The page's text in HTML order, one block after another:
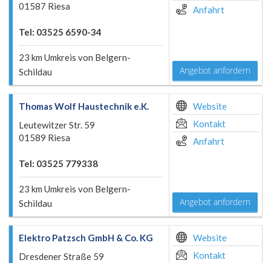
01587 Riesa
Tel: 03525 6590-34
23 km Umkreis von Belgern-
Schildau
Anfahrt
Angebot anfordern
Thomas Wolf Haustechnik e.K.
Leutewitzer Str. 59
01589 Riesa
Tel: 03525 779338
23 km Umkreis von Belgern-
Schildau
Website
Kontakt
Anfahrt
Angebot anfordern
Elektro Patzsch GmbH & Co. KG
Dresdener Straße 59
Website
Kontakt